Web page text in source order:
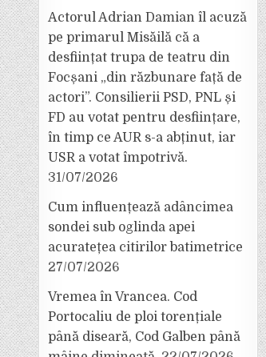
Actorul Adrian Damian îl acuză
pe primarul Misăilă că a
desființat trupa de teatru din
Focșani „din răzbunare față de
actori”. Consilierii PSD, PNL și
FD au votat pentru desființare,
în timp ce AUR s-a abținut, iar
USR a votat împotrivă.
31/07/2026
Cum influențează adâncimea
sondei sub oglinda apei
acuratețea citirilor batimetrice
27/07/2026
Vremea în Vrancea. Cod
Portocaliu de ploi torențiale
până diseară, Cod Galben până